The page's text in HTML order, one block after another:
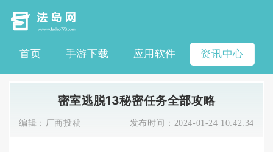
首页 手游下载 应用软件 资讯中心
密室逃脱13秘密任务全部攻略
编辑： 厂商投稿 发布时间： 2024-01-24 10:42:34